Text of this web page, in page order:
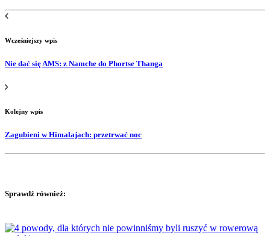
Wcześniejszy wpis
Nie dać się AMS: z Namche do Phortse Thanga
Kolejny wpis
Zagubieni w Himalajach: przetrwać noc
Sprawdź również: